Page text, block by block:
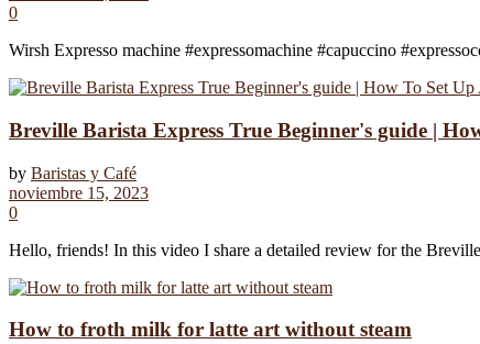
0
Wirsh Expresso machine #expressomachine #capuccino
Breville Barista Express True Beginner's guide |
by Baristas y Café
noviembre 15, 2023
0
Hello, friends! In this video I share a detailed review for the
How to froth milk for latte art without steam